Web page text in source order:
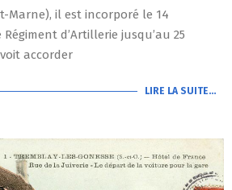
Marne), il est incorporé le 14
d’Artillerie jusqu’au 25
accorder
LIRE LA SUITE…